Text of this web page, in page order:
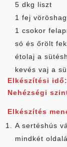
5 dkg liszt
1 fej
1 csokor
só és őrölt
étolaj a
kevés vaj a
Elkészítési idő:
Nehézségi
Elkészítés
A sertéshús
mindkét